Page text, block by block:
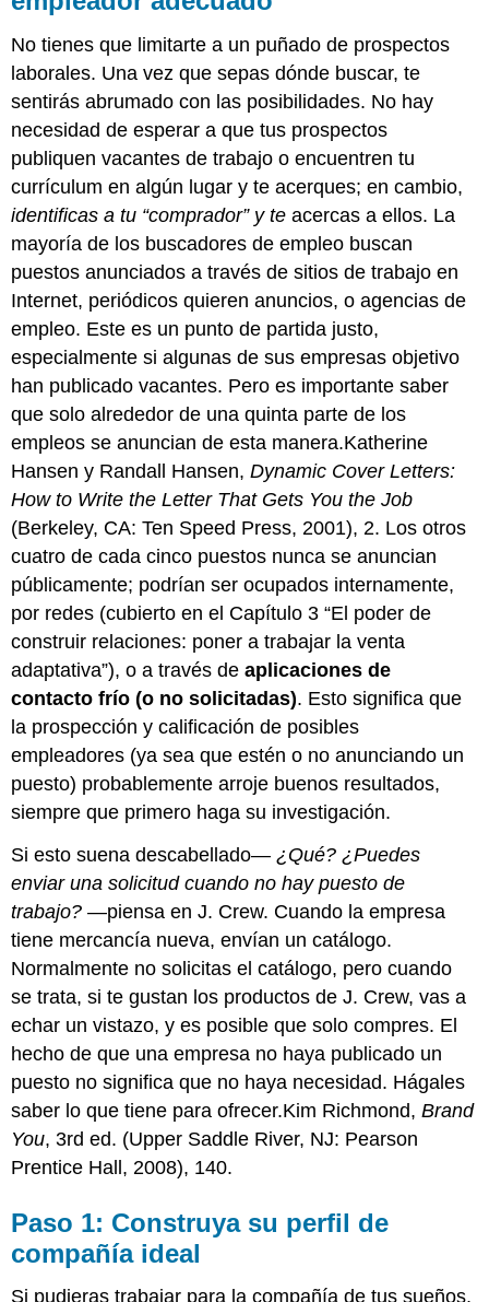
No tienes que limitarte a un puñado de prospectos
laborales. Una vez que sepas dónde buscar, te
sentirás abrumado con las posibilidades. No hay
necesidad de esperar a que tus prospectos
publiquen vacantes de trabajo o encuentren tu
currículum en algún lugar y te acerques; en cambio,
identificas a tu “comprador” y te acercas a ellos. La
mayoría de los buscadores de empleo buscan
puestos anunciados a través de sitios de trabajo en
Internet, periódicos quieren anuncios, o agencias de
empleo. Este es un punto de partida justo,
especialmente si algunas de sus empresas objetivo
han publicado vacantes. Pero es importante saber
que solo alrededor de una quinta parte de los
empleos se anuncian de esta manera.Katherine
Hansen y Randall Hansen,Dynamic Cover Letters:
How to Write the Letter That Gets You the Job
(Berkeley, CA: Ten Speed Press, 2001), 2. Los otros
cuatro de cada cinco puestos nunca se anuncian
públicamente; podrían ser ocupados internamente,
por redes (cubierto en el Capítulo 3 “El poder de
construir relaciones: poner a trabajar la venta
adaptativa”), o a través deaplicaciones de
contacto frío (o no solicitadas). Esto significa que
la prospección y calificación de posibles
empleadores (ya sea que estén o no anunciando un
puesto) probablemente arroje buenos resultados,
siempre que primero haga su investigación.
Si esto suena descabellado—¿Qué? ¿Puedes
enviar una solicitud cuando no hay puesto de
trabajo?—piensa en J. Crew. Cuando la empresa
tiene mercancía nueva, envían un catálogo.
Normalmente no solicitas el catálogo, pero cuando
se trata, si te gustan los productos de J. Crew, vas a
echar un vistazo, y es posible que solo compres. El
hecho de que una empresa no haya publicado un
puesto no significa que no haya necesidad. Hágales
saber lo que tiene para ofrecer.Kim Richmond,Brand
You, 3rd ed. (Upper Saddle River, NJ: Pearson
Prentice Hall, 2008), 140.
Paso 1: Construya su perfil de
compañía ideal
Si pudieras trabajar para la compañía de tus sueños,